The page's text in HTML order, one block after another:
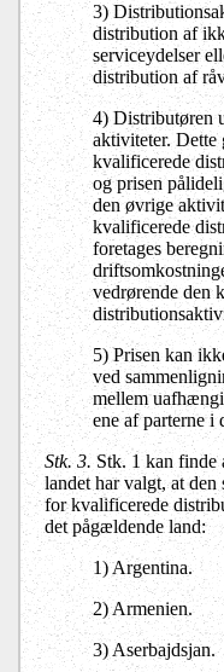
3)
distribution af
serviceydelser
distribution af
4) Distributøren
aktiviteter.
kvalificerede
og prisen
den øvrige
kvalificerede
foretages
vedrørende den
5) Prisen kan
ved
mellem
ene af parterne i
Stk. 3. Stk. 1 kan finde
landet har valgt, at
for kvalificerede
det pågældende land:
1) Argentina.
2) Armenien.
3) Aserbajdsjan.